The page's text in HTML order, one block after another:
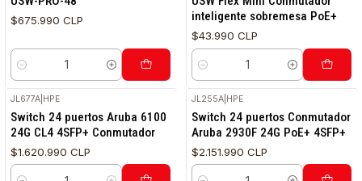
$675.990 CLP
Cantidad
inteligente sobremesa PoE+
$43.990 CLP
Cantidad
JL677A HPE
Switch 24 puertos Aruba 6100
24G CL4 4SFP+ Conmutador
$1.620.990 CLP
JL255A HPE
Switch 24 puertos Conmutador
Aruba 2930F 24G PoE+ 4SFP+
$2.151.990 CLP